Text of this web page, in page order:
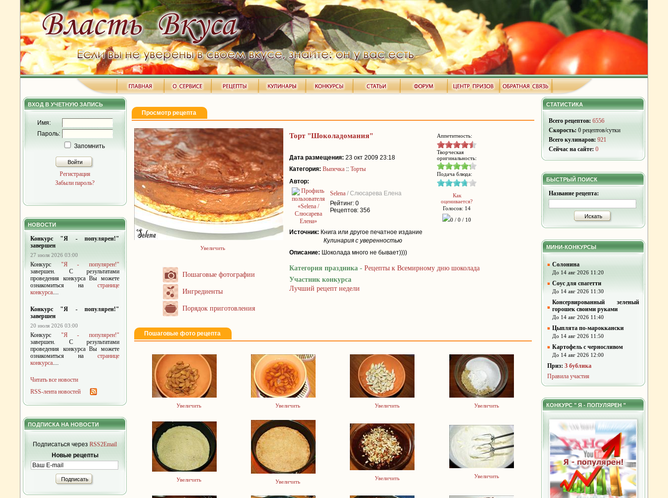
ВХОД В УЧЕТНУЮ ЗАПИСЬ
Имя:
Пароль:
Запомнить
Войти
Регистрация
Забыли пароль?
НОВОСТИ
Конкурс "Я - популярен!"
завершен
27 июля 2026 03:00
Конкурс"Я - популярен!"
завершен. С результатами
проведения конкурса Вы можете
ознакомиться на странице
конкурса....
Конкурс "Я - популярен!"
завершен
20 июля 2026 03:00
Конкурс "Я - популярен!"
завершен. С результатами
проведения конкурса Вы можете
ознакомиться на странице
конкурса....
Читать все новости
RSS-лента новостей
ПОДПИСКА НА НОВОСТИ
Подписаться черезRSS2Email
Новые рецепты
Подписать
Просмотр рецепта
Увеличить
Пошаговые фотографии
Ингредиенты
Порядок приготовления
Торт "Шоколадомания" Аппетитность:
Творческая
оригинальность:
Подача блюда:
Как
оценивается?
Голосов: 14
0 / 0 / 10
Дата размещения: 23 окт 2009 23:18
Категория: Выпечка :: Торты
Автор:
Selena / Слюсарева Елена
Рейтинг: 0
Рецептов: 356
Источник: Книга или другое печатное издание
Кулинария с уверенностью
Описание: Шоколада много не бывает))))
Категория праздника - Рецепты к Всемирному дню шоколада
Участник конкурса
Лучший рецепт недели
Пошаговые фото рецепта
Увеличить Увеличить Увеличить Увеличить
Увеличить Увеличить
Увеличить Увеличить
СТАТИСТИКА
Всего рецептов: 6556
Скорость:0 рецептов/сутки
Всего кулинаров: 921
Сейчас на сайте: 0
БЫСТРЫЙ ПОИСК
Название рецепта:
Искать
МИНИ-КОНКУРСЫ
Солонина
До 14 авг 2026 11:20
Соус для спагетти
До 14 авг 2026 11:30
Консервированный зеленый
горошек своими руками
До 14 авг 2026 11:40
Цыплята по-мароккански
До 14 авг 2026 11:50
Картофель с черносливом
До 14 авг 2026 12:00
Приз: 3 бублика
Правила участия
КОНКУРС " Я - ПОПУЛЯРЕН "